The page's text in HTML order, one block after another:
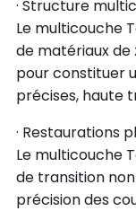
· Structure
Le multicouche
de matériaux
pour constituer
précises, haute
· Restaurations
Le multicouche
de transition
précision des